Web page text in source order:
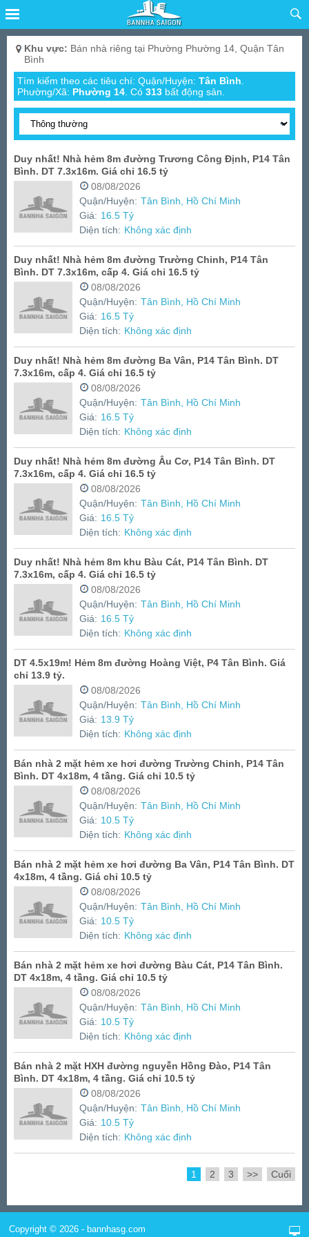
Khu vực: Bán nhà riêng tại Phường Phường 14, Quận Tân
Bình
Tìm kiếm theo các tiêu chí: Quận/Huyện: Tân Bình
Phường/Xã: Phường 14 Có 313 bất động sản.
Duy nhất! Nhà hẻm 8m đường Trương Công Định, P14 Tân
Bình. DT 7.3x16m. Giá chỉ 16.5 tỷ
08/08/2026
Quận/Huyện: Tân Bình, Hồ Chí Minh
Giá: 16.5 Tỷ
Diện tích: Không xác định
Duy nhất! Nhà hẻm 8m đường Trường Chinh, P14 Tân
Bình. DT 7.3x16m, cấp 4. Giá chỉ 16.5 tỷ
08/08/2026
Quận/Huyện: Tân Bình, Hồ Chí Minh
Giá: 16.5 Tỷ
Diện tích: Không xác định
Duy nhất! Nhà hẻm 8m đường Ba Vân, P14 Tân Bình. DT
7.3x16m, cấp 4. Giá chỉ 16.5 tỷ
08/08/2026
Quận/Huyện: Tân Bình, Hồ Chí Minh
Giá: 16.5 Tỷ
Diện tích: Không xác định
Duy nhất! Nhà hẻm 8m đường Âu Cơ, P14 Tân Bình. DT
7.3x16m, cấp 4. Giá chỉ 16.5 tỷ
08/08/2026
Quận/Huyện: Tân Bình, Hồ Chí Minh
Giá: 16.5 Tỷ
Diện tích: Không xác định
Duy nhất! Nhà hẻm 8m khu Bàu Cát, P14 Tân Bình. DT
7.3x16m, cấp 4. Giá chỉ 16.5 tỷ
08/08/2026
Quận/Huyện: Tân Bình, Hồ Chí Minh
Giá: 16.5 Tỷ
Diện tích: Không xác định
DT 4.5x19m! Hẻm 8m đường Hoàng Việt, P4 Tân Bình. Giá
chỉ 13.9 tỷ.
08/08/2026
Quận/Huyện: Tân Bình, Hồ Chí Minh
Giá: 13.9 Tỷ
Diện tích: Không xác định
Bán nhà 2 mặt hẻm xe hơi đường Trường Chinh, P14 Tân
Bình. DT 4x18m, 4 tầng. Giá chỉ 10.5 tỷ
08/08/2026
Quận/Huyện: Tân Bình, Hồ Chí Minh
Giá: 10.5 Tỷ
Diện tích: Không xác định
Bán nhà 2 mặt hẻm xe hơi đường Ba Vân, P14 Tân Bình. DT
4x18m, 4 tầng. Giá chỉ 10.5 tỷ
08/08/2026
Quận/Huyện: Tân Bình, Hồ Chí Minh
Giá: 10.5 Tỷ
Diện tích: Không xác định
Bán nhà 2 mặt hẻm xe hơi đường Bàu Cát, P14 Tân Bình.
DT 4x18m, 4 tầng. Giá chỉ 10.5 tỷ
08/08/2026
Quận/Huyện: Tân Bình, Hồ Chí Minh
Giá: 10.5 Tỷ
Diện tích: Không xác định
Bán nhà 2 mặt HXH đường nguyễn Hồng Đào, P14 Tân
Bình. DT 4x18m, 4 tầng. Giá chỉ 10.5 tỷ
08/08/2026
Quận/Huyện: Tân Bình, Hồ Chí Minh
Giá: 10.5 Tỷ
Diện tích: Không xác định
1 2 3 >> Cuối
Copyright © 2026 - bannhasg.com